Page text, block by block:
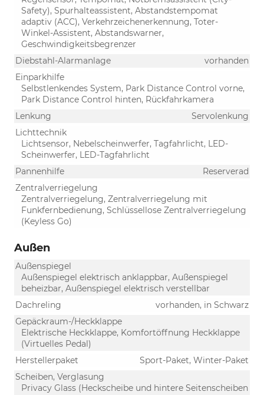
Safety), Spurhalteassistent, Abstandstempomat
adaptiv (ACC), Verkehrzeichenerkennung, Toter-
Winkel-Assistent, Abstandswarner,
Geschwindigkeitsbegrenzer
Diebstahl-Alarmanlage
vorhanden
Einparkhilfe
Selbstlenkendes System, Park Distance Control vorne,
Park Distance Control hinten, Rückfahrkamera
Lenkung
Servolenkung
Lichttechnik
Lichtsensor, Nebelscheinwerfer, Tagfahrlicht, LED-
Scheinwerfer, LED-Tagfahrlicht
Pannenhilfe
Reserverad
Zentralverriegelung
Zentralverriegelung, Zentralverriegelung mit
Funkfernbedienung, Schlüssellose Zentralverriegelung
(Keyless Go)
Außen
Außenspiegel
Außenspiegel elektrisch anklappbar, Außenspiegel
beheizbar, Außenspiegel elektrisch verstellbar
Dachreling
vorhanden, in Schwarz
Gepäckraum-/Heckklappe
Elektrische Heckklappe, Komfortöffnung Heckklappe
(Virtuelles Pedal)
Herstellerpaket
Sport-Paket, Winter-Paket
Scheiben, Verglasung
Privacy Glass (Heckscheibe und hintere Seitenscheiben